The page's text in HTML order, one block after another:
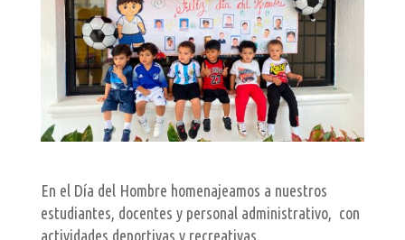
En el Día del Hombre homenajeamos a nuestros
estudiantes, docentes y personal administrativo, con
actividades deportivas y recreativas.